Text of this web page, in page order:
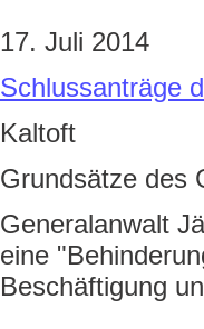
17. Juli 2014
Schlussanträge
Kaltoft
Grundsätze des
Generalanwalt
eine
Beschäftigung